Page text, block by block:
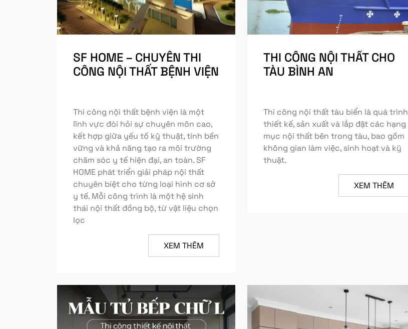
SF HOME – CHUYÊN THI
CÔNG NỘI THẤT BỆNH VIỆN
Thi công nội thất bệnh viện là một
lĩnh vực đòi hỏi sự chuyên môn cao,
kết hợp giữa yếu tố kỹ thuật, tính bền
vững và khả năng tạo ra môi trường
chăm sóc y tế hiện đại, an toàn. SF
HOME phát triển giải pháp nội thất
chuyên biệt cho từng loại hình cơ sở
y tế. Mỗi công trình là một hệ sinh
thái nội thất đồng bộ, từ vật liệu chọn
lọc
XEM THÊM
THI CÔNG NỘI THẤT CHO
TÀU BÌNH AN
Thi công nội thất tàu biển là quá trình
thiết kế, sản xuất và lắp đặt các hạng
mục nội thất bên trong tàu, bao gồm
không gian làm việc, sinh hoạt và kỹ
thuật.
XEM THÊM